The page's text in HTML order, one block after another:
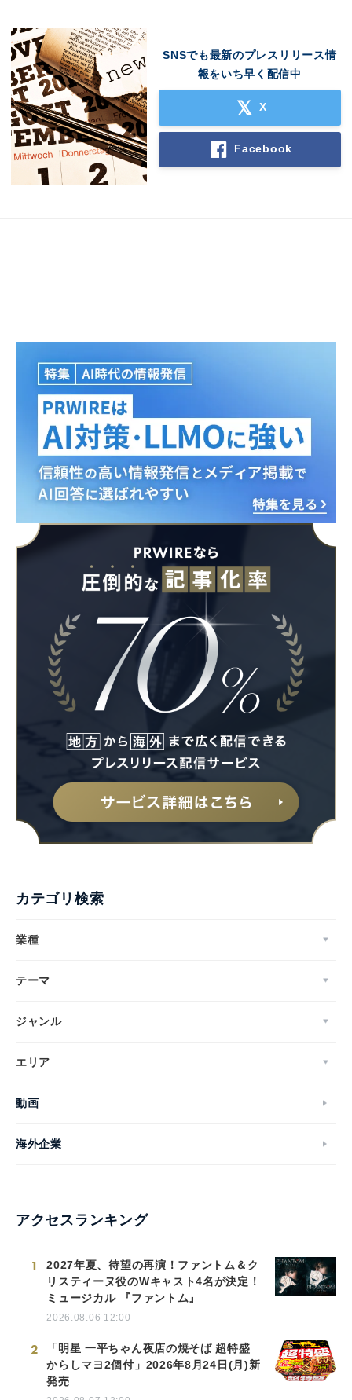
SNSでも最新のプレスリリース情
報をいち早く配信中
X
Facebook
カテゴリ検索
業種
テーマ
ジャンル
エリア
動画
海外企業
アクセスランキング
1
2027年夏、待望の再演！ファントム＆ク
リスティーヌ役のWキャスト4名が決定！
ミュージカル 『ファントム』
2026.08.06 12:00
2
「明星 一平ちゃん夜店の焼そば 超特盛
からしマヨ2個付」2026年8月24日(月)新
発売
Japanese